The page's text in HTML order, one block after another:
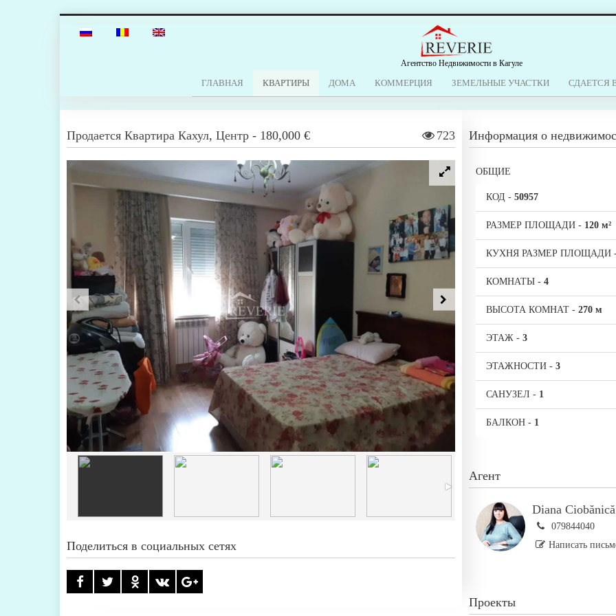
Агентство Недвижимости в Кагуле
ГЛАВНАЯ КВАРТИРЫ ДОМА КОММЕРЦИЯ ЗЕМЕЛЬНЫЕ УЧАСТКИ СДАЕТСЯ
Продается Квартира Кахул, Центр - 180,000 € 723
Поделиться в социальных сетях
Информация о
ОБЩИЕ
КОД - 50957
РАЗМЕР ПЛОЩАДИ - 120 м²
КУХНЯ РАЗМЕР ПЛОЩАДИ
КОМНАТЫ - 4
ВЫСОТА КОМНАТ - 270 м
ЭТАЖ - 3
ЭТАЖНОСТИ - 3
САНУЗЕЛ - 1
БАЛКОН - 1
Агент
Diana Ciobănică
079844040
Написать
Проекты